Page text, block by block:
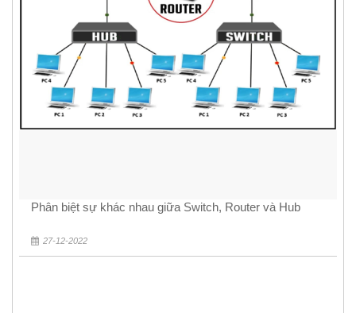
Phân biệt sự khác nhau giữa Switch, Router và Hub
27-12-2022